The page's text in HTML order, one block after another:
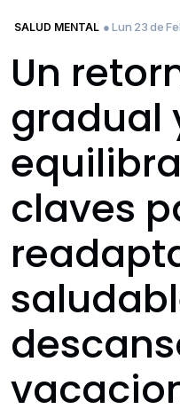
SALUD MENTAL ● Lun 23 de
Un
gradual
claves